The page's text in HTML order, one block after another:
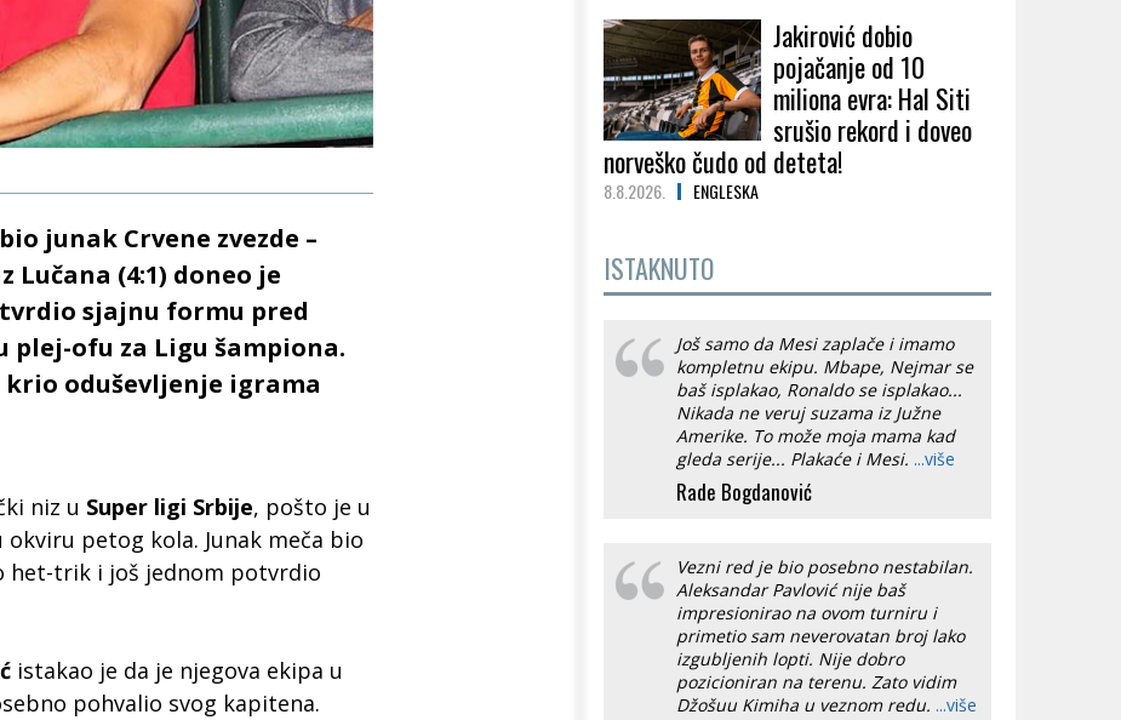
junak Crvene zvezde –
(4:1) doneo je
sjajnu formu pred
plej-ofu za Ligu šampiona.
oduševljenje igrama
niz u Super ligi Srbije, pošto je u
okviru petog kola. Junak meča bio
het-trik i još jednom potvrdio
istakao je da je njegova ekipa u
pohvalio svog kapitena.
Jakirović dobio
pojačanje od 10
miliona evra: Hal Siti
srušio rekord i doveo
norveško čudo od deteta!
8.8.2026. ENGLESKA
ISTAKNUTO
Još samo da Mesi zaplače i imamo
kompletnu ekipu. Mbape, Nejmar se
baš isplakao, Ronaldo se isplakao...
Nikada ne veruj suzama iz Južne
Amerike. To može moja mama kad
gleda serije... Plakaće i Mesi. ...više
Rade Bogdanović
Vezni red je bio posebno nestabilan.
Aleksandar Pavlović nije baš
impresionirao na ovom turniru i
primetio sam neverovatan broj lako
izgubljenih lopti. Nije dobro
pozicioniran na terenu. Zato vidim
Džošuu Kimiha u veznom redu. ...više